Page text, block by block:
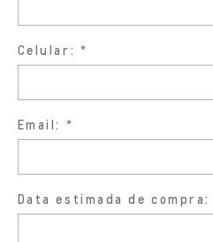
Celular:
Email:
Data estimada de compra: